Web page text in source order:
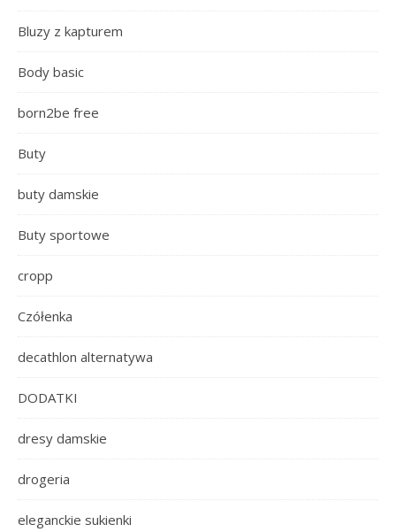
Bluzy z kapturem
Body basic
born2be free
Buty
buty damskie
Buty sportowe
cropp
Czółenka
decathlon alternatywa
DODATKI
dresy damskie
drogeria
eleganckie sukienki